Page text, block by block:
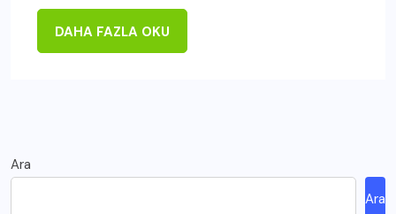
DAHA FAZLA OKU
Ara
Ara